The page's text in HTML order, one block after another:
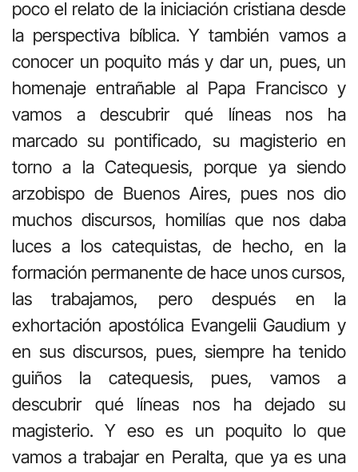
poco el relato de la iniciación cristiana desde
la perspectiva bíblica. Y también vamos a
conocer un poquito más y dar un, pues, un
homenaje entrañable al Papa Francisco y
vamos a descubrir qué líneas nos ha
marcado su pontificado, su magisterio en
torno a la Catequesis, porque ya siendo
arzobispo de Buenos Aires, pues nos dio
muchos discursos, homilías que nos daba
luces a los catequistas, de hecho, en la
formación permanente de hace unos cursos,
las trabajamos, pero después en la
exhortación apostólica Evangelii Gaudium y
en sus discursos, pues, siempre ha tenido
guiños la catequesis, pues, vamos a
descubrir qué líneas nos ha dejado su
magisterio. Y eso es un poquito lo que
vamos a trabajar en Peralta, que ya es una